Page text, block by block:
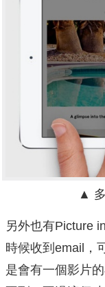
▲
另外也有Picture
時候收到email，
是會有一個影片